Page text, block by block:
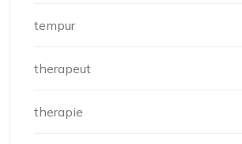
tempur
therapeut
therapie